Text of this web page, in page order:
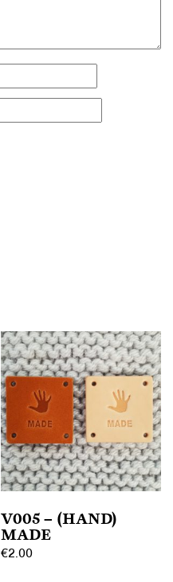
V005 – (HAND)
MADE
€2.00